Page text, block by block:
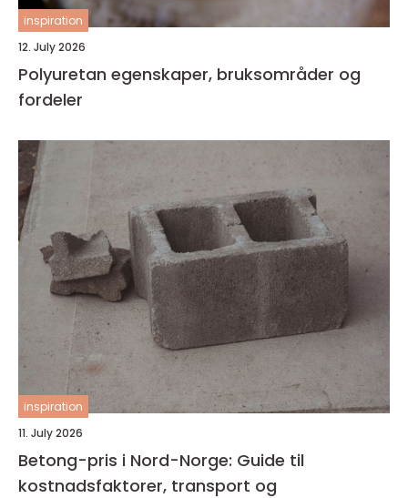
inspiration
12. July 2026
Polyuretan egenskaper, bruksområder og
fordeler
inspiration
11. July 2026
Betong-pris i Nord-Norge: Guide til
kostnadsfaktorer, transport og